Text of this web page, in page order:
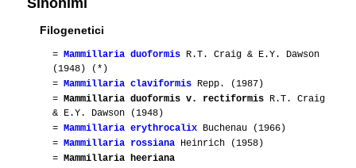
Sinonimi
Filogenetici
= Mammillaria duoformis R.T. Craig & E.Y. Dawson
(1948) (*)
= Mammillaria claviformis Repp. (1987)
= Mammillaria duoformis v. rectiformis R.T. Craig
& E.Y. Dawson (1948)
= Mammillaria erythrocalix Buchenau (1966)
= Mammillaria rossiana Heinrich (1958)
= Mammillaria heeriana